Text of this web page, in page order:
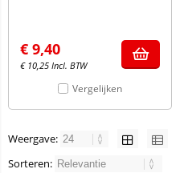
€ 9,40
€ 10,25 Incl. BTW
Vergelijken
Weergave:
Sorteren: